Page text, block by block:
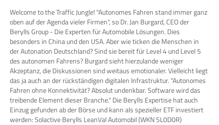
Welcome to the Traffic Jungle! "Autonomes Fahren stand immer ganz
oben auf der Agenda vieler Firmen", so Dr. Jan Burgard, CEO der
Berylls Group - Die Experten für Automobile Lösungen. Dies
besonders in China und den USA. Aber wie ticken die Menschen in
der Autonation Deutschland? Sind sie bereit für Level 4 und Level 5
des autonomen Fahrens? Burgard sieht hierzulande weniger
Akzeptanz, die Diskussionen sind weitaus emotionaler. Vielleicht liegt
das ja auch an der rückständigen digitalen Infrastruktur. "Autonomes
Fahren ohne Konnektivität? Absolut undenkbar. Software wird das
treibende Element dieser Branche." Die Berylls Expertise hat auch
Einzug gefunden ab der Börse und kann als spezieller ETF investiert
werden: Solactive Berylls LeanVal Automobil (WKN SL0D0R)